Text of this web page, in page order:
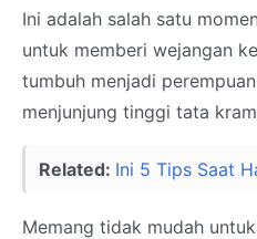
Ini adalah salah satu
untuk memberi wejangan
tumbuh menjadi
menjunjung tinggi tata
Related: Ini 5 Tips Saat
Memang tidak mudah